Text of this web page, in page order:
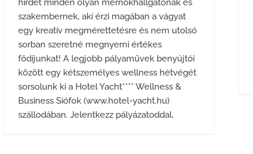
hirdet minden olyan mérnökhallgatónak és
szakembernek, aki érzi magában a vágyat
egy kreatív megmérettetésre és nem utolsó
sorban szeretné megnyerni értékes
fődíjunkat! A legjobb pályaművek benyújtói
között egy kétszemélyes wellness hétvégét
sorsolunk ki a Hotel Yacht**** Wellness &
Business Siófok (www.hotel-yacht.hu)
szállodában. Jelentkezz pályázatoddal,